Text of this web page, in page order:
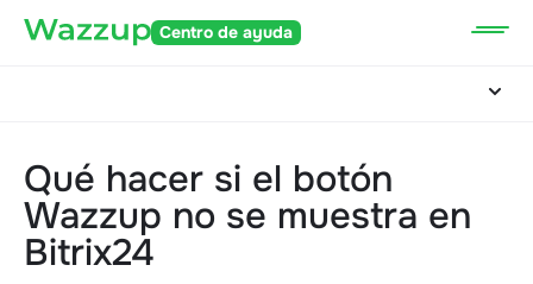
Centro de ayuda
Qué hacer si el botón
Wazzup no se muestra en
Bitrix24